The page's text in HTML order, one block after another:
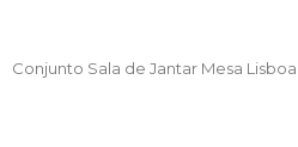
Conjunto Sala de Jantar Mesa